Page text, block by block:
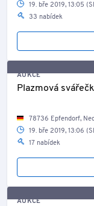
19. bře 2019, 13:05
33 nabídek
AUKCE
Plazmová
78736 Epfendorf,
19. bře 2019, 13:06
17 nabídek
AUKCE